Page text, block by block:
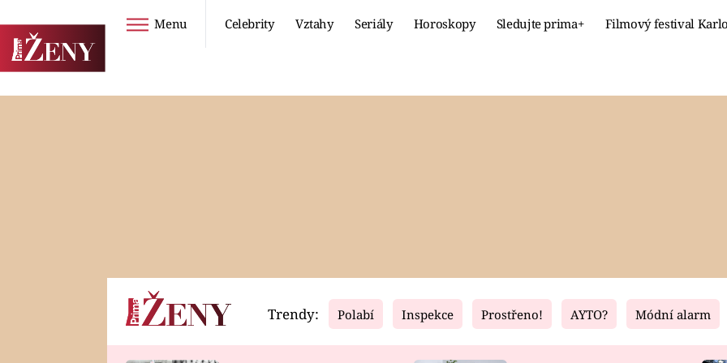
Menu Celebrity Vztahy Seriály Horoskopy Sledujte prima+ Filmový festival
Horoskopy Video Fresh Living
Trendy: Polabí Inspekce Prostřeno! AYTO? Módní alarm